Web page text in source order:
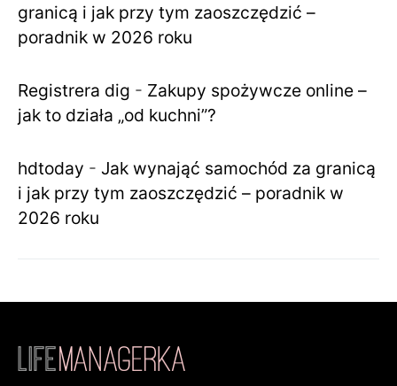
granicą i jak przy tym zaoszczędzić –
poradnik w 2026 roku
Registrera dig - Zakupy spożywcze online –
jak to działa „od kuchni”?
hdtoday - Jak wynająć samochód za granicą
i jak przy tym zaoszczędzić – poradnik w
2026 roku